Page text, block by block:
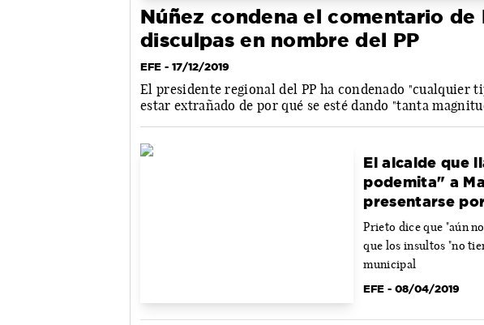
Núñez condena el comentario
disculpas en nombre del PP
EFE - 17/12/2019
El presidente regional del PP ha condenado "cualquier
estar extrañado de por qué se esté dando "tanta
El alcalde que
podemita" a
presentarse
Prieto dice que "aún
que los insultos "no
municipal
EFE - 08/04/2019